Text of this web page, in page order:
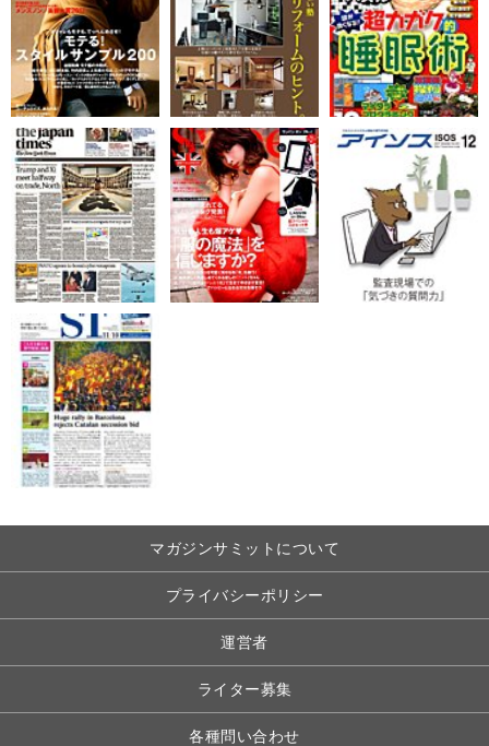
マガジンサミットについて
プライバシーポリシー
運営者
ライター募集
各種問い合わせ